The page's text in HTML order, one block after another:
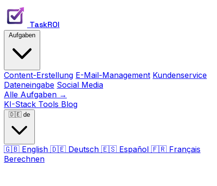
TaskROI
Content-Erstellung E-Mail-Management Kundenservice
Dateneingabe Social Media
Alle Aufgaben →
KI-Stack Tools Blog
🇩🇪 de
🇬🇧 English 🇩🇪 Deutsch 🇪🇸 Español 🇫🇷 Français
Berechnen